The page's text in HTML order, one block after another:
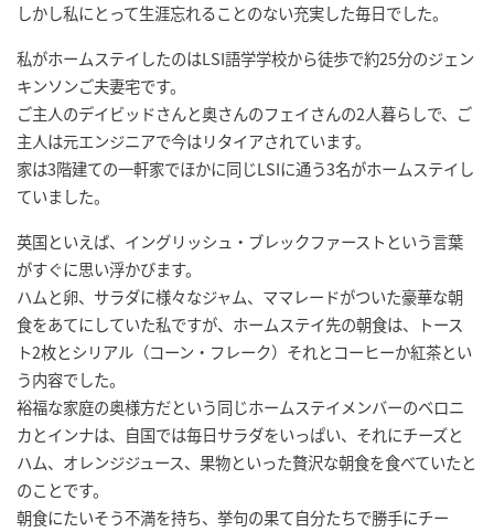
しかし私にとって生涯忘れることのない充実した毎日でした。
私がホームステイしたのはLSI語学学校から徒歩で約25分のジェン
キンソンご夫妻宅です。
ご主人のデイビッドさんと奥さんのフェイさんの2人暮らしで、ご
主人は元エンジニアで今はリタイアされています。
家は3階建ての一軒家でほかに同じLSIに通う3名がホームステイし
ていました。
英国といえば、イングリッシュ・ブレックファーストという言葉
がすぐに思い浮かびます。
ハムと卵、サラダに様々なジャム、ママレードがついた豪華な朝
食をあてにしていた私ですが、ホームステイ先の朝食は、トース
ト2枚とシリアル（コーン・フレーク）それとコーヒーか紅茶とい
う内容でした。
裕福な家庭の奥様方だという同じホームステイメンバーのベロニ
カとインナは、自国では毎日サラダをいっぱい、それにチーズと
ハム、オレンジジュース、果物といった贅沢な朝食を食べていたと
のことです。
朝食にたいそう不満を持ち、挙句の果て自分たちで勝手にチー